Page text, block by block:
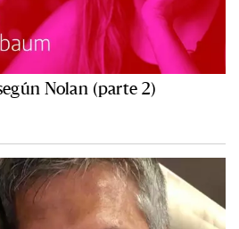
Nolan (parte 2)